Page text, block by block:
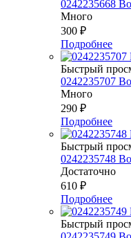
0242235668
Много
300 ₽
Подробнее
Быстрый
0242235707
Много
290 ₽
Подробнее
Быстрый
0242235748
Достаточно
610 ₽
Подробнее
Быстрый